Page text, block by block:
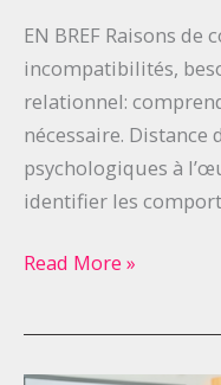
EN BREF Raisons
incompatibilités,
relationnel:
nécessaire. Distance
psychologiques à
identifier les
gérer
les
relations
difficiles
avec
sa
Read More »